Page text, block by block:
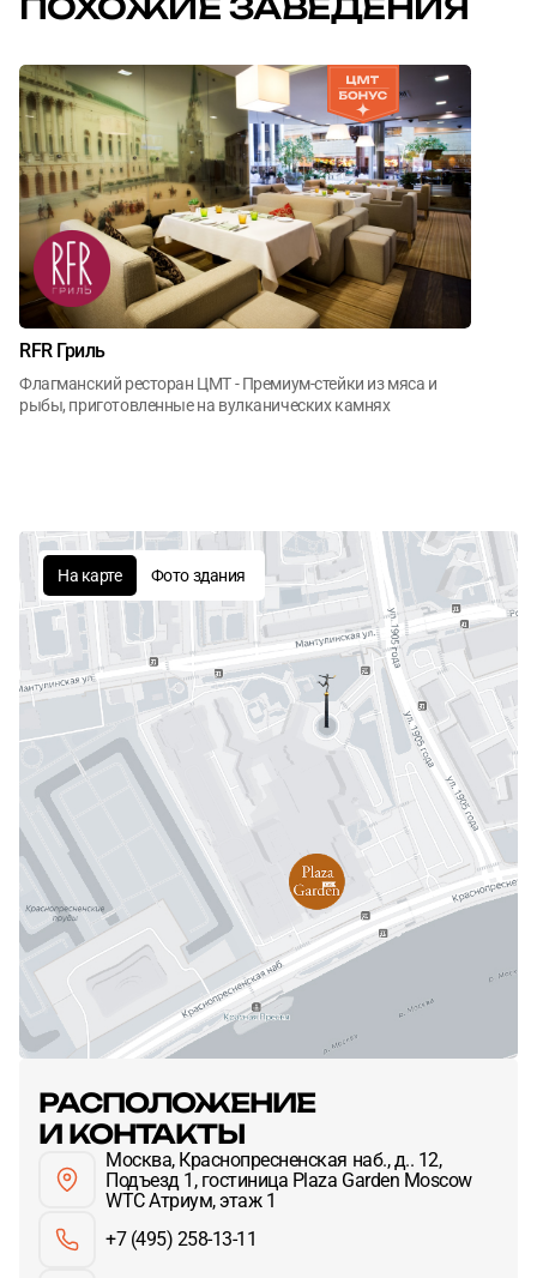
RFR Гриль
Флагманский ресторан ЦМТ - Премиум-стейки из мяса и
рыбы, приготовленные на вулканических камнях
РАСПОЛОЖЕНИЕ
И КОНТАКТЫ
Москва, Краснопресненская наб., д.. 12,
Подъезд 1, гостиница Plaza Garden Moscow
WTC Атриум, этаж 1
+7 (495) 258-13-11
На карте Фото здания